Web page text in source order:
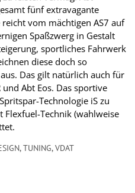
fünf extravagante
vom mächtigen AS7 auf
Spaßzwerg in Gestalt
sportliches Fahrwerk
diese doch so
Das gilt natürlich auch für
und Abt Eos. Das sportive
Technologie iS zu
Flexfuel-Technik (wahlweise
,TUNING,VDAT